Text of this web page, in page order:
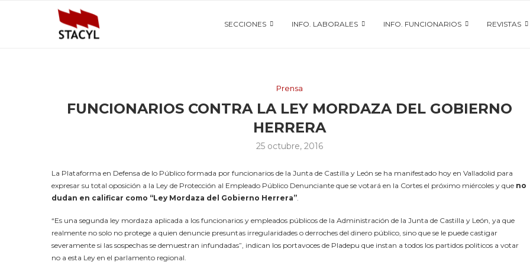
SECCIONES INFO. LABORALES INFO. FUNCIONARIOS REVISTAS
Prensa
FUNCIONARIOS CONTRA LA LEY MORDAZA DEL GOBIERNO
HERRERA
25 octubre, 2016
La Plataforma en Defensa de lo Público formada por funcionarios de la Junta de Castilla y León se ha manifestado hoy en Valladolid para
expresar su total oposición a la Ley de Protección al Empleado Público Denunciante que se votará en la Cortes el próximo miércoles y que no
dudan en calificar como “Ley Mordaza del Gobierno Herrera”.
“Es una segunda ley mordaza aplicada a los funcionarios y empleados públicos de la Administración de la Junta de Castilla y León, ya que
realmente no solo no protege a quien denuncie presuntas irregularidades o derroches del dinero público, sino que se le puede castigar
severamente si las sospechas se demuestran infundadas”, indican los portavoces de Pladepu que instan a todos los partidos politicos a votar
no a esta Ley en el parlamento regional.